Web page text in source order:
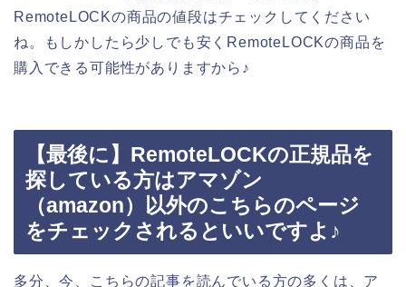
RemoteLOCKの商品の値段はチェックしてください
ね。もしかしたら少しでも安くRemoteLOCKの商品を
購入できる可能性がありますから♪
【最後に】RemoteLOCKの正規品を
探している方はアマゾン
（amazon）以外のこちらのページ
をチェックされるといいですよ♪
多分、今、こちらの記事を読んでいる方の多くは、ア